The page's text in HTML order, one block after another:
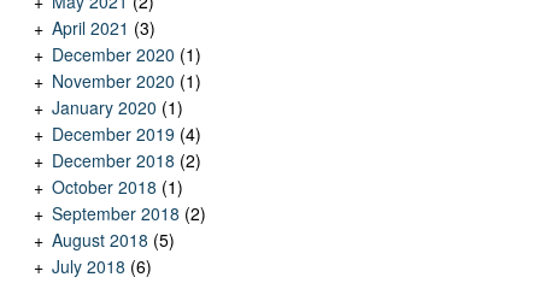
April 2021 (3)
December 2020 (1)
November 2020 (1)
January 2020 (1)
December 2019 (4)
December 2018 (2)
October 2018 (1)
September 2018 (2)
August 2018 (5)
July 2018 (6)